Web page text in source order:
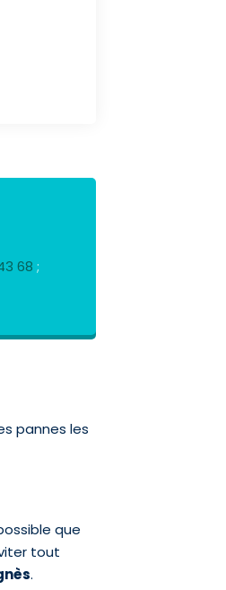
68 ;
pannes les
que
tout
.